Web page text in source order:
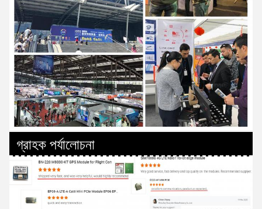
গ্রাহক পর্যালোচনা